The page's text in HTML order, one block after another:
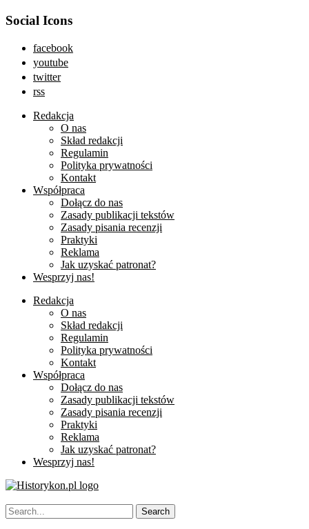
Social Icons
facebook
youtube
twitter
rss
Redakcja
O nas
Skład redakcji
Regulamin
Polityka prywatności
Kontakt
Współpraca
Dołącz do nas
Zasady publikacji tekstów
Zasady pisania recenzji
Praktyki
Reklama
Jak uzyskać patronat?
Wesprzyj nas!
Redakcja
O nas
Skład redakcji
Regulamin
Polityka prywatności
Kontakt
Współpraca
Dołącz do nas
Zasady publikacji tekstów
Zasady pisania recenzji
Praktyki
Reklama
Jak uzyskać patronat?
Wesprzyj nas!